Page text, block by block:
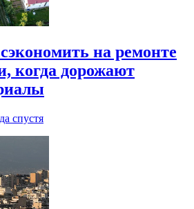
на ремонте
когда дорожают
спустя